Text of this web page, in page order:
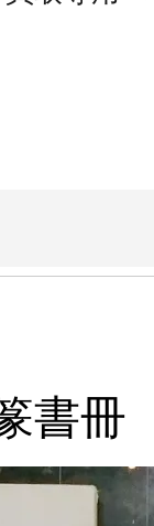
書